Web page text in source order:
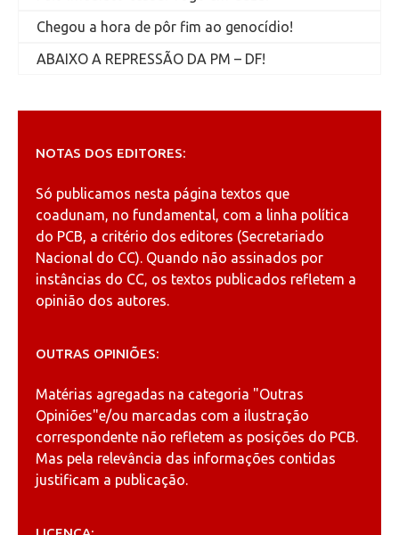
Chegou a hora de pôr fim ao genocídio!
ABAIXO A REPRESSÃO DA PM – DF!
NOTAS DOS EDITORES:
Só publicamos nesta página textos que
coadunam, no fundamental, com a linha política
do PCB, a critério dos editores (Secretariado
Nacional do CC). Quando não assinados por
instâncias do CC, os textos publicados refletem a
opinião dos autores.
OUTRAS OPINIÕES:
Matérias agregadas na categoria "Outras
Opiniões"e/ou marcadas com a ilustração
correspondente não refletem as posições do PCB.
Mas pela relevância das informações contidas
justificam a publicação.